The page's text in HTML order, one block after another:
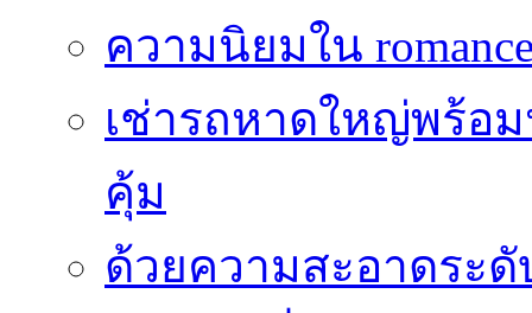
ความนิยมใน
เช่ารถหาดใหญ่พร้อ
คุ้ม
ด้วยความสะอาดระดั